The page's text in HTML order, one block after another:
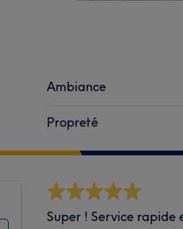
Ambiance
Propreté
Super ! Service rapide